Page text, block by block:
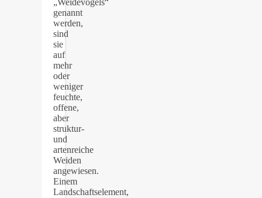
genannt
werden,
sind
sie
auf
mehr
oder
weniger
feuchte,
offene,
aber
struktur-
und
artenreiche
Weiden
angewiesen.
Einem
Landschaftselement,